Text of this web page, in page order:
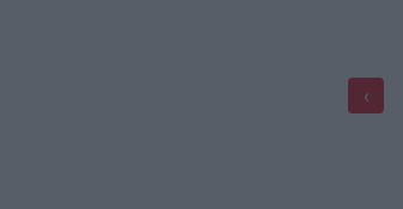
‹